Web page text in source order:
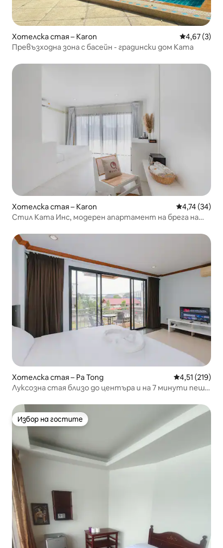
Хотелска стая – Karon Средна
4,67 (3)
Превъзходна зона с басейн - градински дом Ката
Хотелска стая – Karon Средна
4,74 (34)
Стил Ката Инс, модерен апартамент на брега на
Хотелска стая – Pa Tong Средна
4,51 (219)
Луксозна стая близо до центъра и на 7 минути пеша
Избор на гостите
Избор на гостите